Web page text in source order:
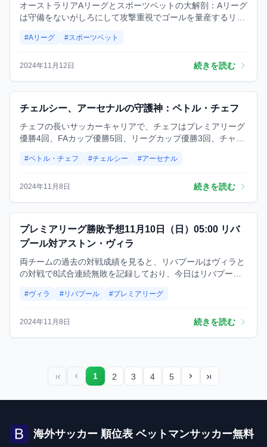
オーストラリアAリーグとスポーツベットの大解剖：Aリーグ
は守備をないがしろにして攻撃重視でゴールを量産するリー
ルで「オーバー」を選ぶのが賢明です。
#Aリーグ #スポーツベット
2024年11月12日 続きを読む
予想
チェルシー、アーセナルの守護神：ペトル・チェフ
チェフの長いサッカーキャリアで、チェフはプレミアリーグ
優勝4回、FAカップ優勝5回、リーグカップ優勝3回、チャン
かしい成績を収めました。さらに、チェコ代表として124試
記録も打ち立てました。プレミアリーグのゴールデングロー
#ペトル・チェフ #チェルシー #アーセナル
2024年11月8日 続きを読む
予想
プレミアリーグ勝敗予想11月10日（日）05:00 リバ
プール対アストン・ヴィラ
両チームの過去の対戦成績を見ると、リバプールはヴィラと
の対戦で8試合連続無敗を記録しており、今日はリバプール
最も怖ろしいホームスタジアムとして知られています。
#ヴィラ #リバプール #プレミアリーグ
2024年11月8日 続きを読む
最初のページ
前のページ
1 2 3 4 5 次のページ最後のページ
海外サッカー 順位表 ベットマンサッカー無料